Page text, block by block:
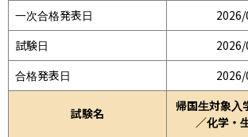
一次合格発表日
試験日
合格発表日
試験名
帰国生対象入
／化学・